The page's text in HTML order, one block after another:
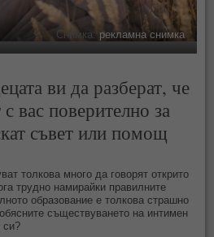
Снимка:рекламна снимка
ви да разберат, че
вас поверително за
съвет или помощ
толкова много да говорят открито
трудно намирайки правилните
образование е толкова страшно
съществуването на интимен
си?